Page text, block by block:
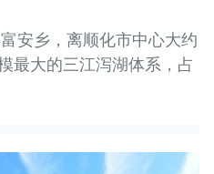
安乡，离顺化市中心大约
最大的三江泻湖体系，占